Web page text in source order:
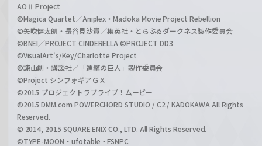
AOⅡ Project
©Magica Quartet／Aniplex・Madoka Movie Project Rebellion
©矢吹健太朗・長谷見沙貴／集英社・とらぶるダークネス製作委員会
©BNEI／PROJECT CINDERELLA ©PROJECT DD3
©VisualArt's/Key/Charlotte Project
©諫山創・講談社／「進撃の巨人」製作委員会
©Project シンフォギアＧＸ
©2015 プロジェクトラブライブ！ムービー
©2015 DMM.com POWERCHORD STUDIO / C2 / KADOKAWA All Rights
Reserved.
© 2014, 2015 SQUARE ENIX CO., LTD. All Rights Reserved.
©TYPE-MOON・ufotable・FSNPC